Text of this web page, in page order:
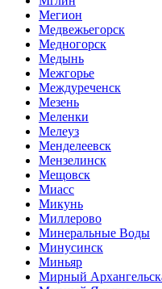
Мегион
Медвежьегорск
Медногорск
Медынь
Межгорье
Междуреченск
Мезень
Меленки
Мелеуз
Менделеевск
Мензелинск
Мещовск
Миасс
Микунь
Миллерово
Минеральные Воды
Минусинск
Миньяр
Мирный